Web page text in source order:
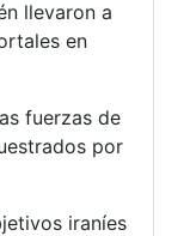
llevaron a
en
fuerzas de
por
iraníes